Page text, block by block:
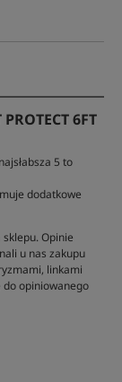
6FT
5 to
dodatkowe
Opinie
u nas zakupu
linkami
do opiniowanego